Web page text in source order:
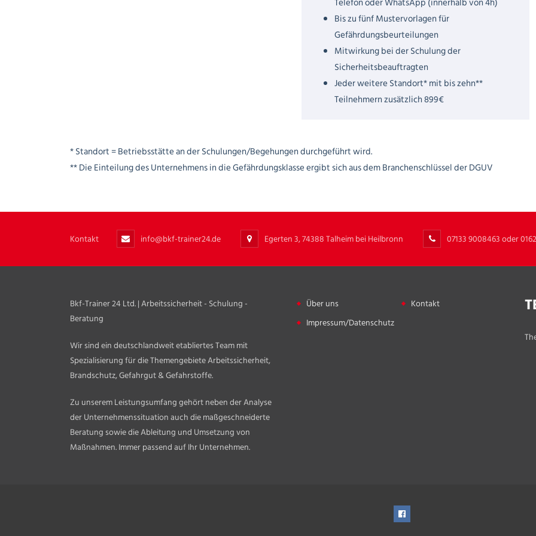
Bis zu fünf Mustervorlagen für
Gefährdungsbeurteilungen
Mitwirkung bei der Schulung der
Sicherheitsbeauftragten
Jeder weitere Standort* mit bis zehn**
Teilnehmern zusätzlich 899€
* Standort = Betriebsstätte an der Schulungen/Begehungen durchgeführt wird.
** Die Einteilung des Unternehmens in die Gefährdungsklasse ergibt sich aus dem Branchenschlüssel der DGUV
Kontakt info@bkf-trainer24.de Egerten 3, 74388 Talheim bei Heilbronn 07133 9008463 oder
Bkf-Trainer 24 Ltd. | Arbeitssicherheit - Schulung -
Beratung
Wir sind ein deutschlandweit etabliertes Team mit
Spezialisierung für die Themengebiete Arbeitssicherheit,
Brandschutz, Gefahrgut & Gefahrstoffe.
Zu unserem Leistungsumfang gehört neben der Analyse
der Unternehmenssituation auch die maßgeschneiderte
Beratung sowie die Ableitung und Umsetzung von
Maßnahmen. Immer passend auf Ihr Unternehmen.
Über uns
Kontakt
Impressum/Datenschutz